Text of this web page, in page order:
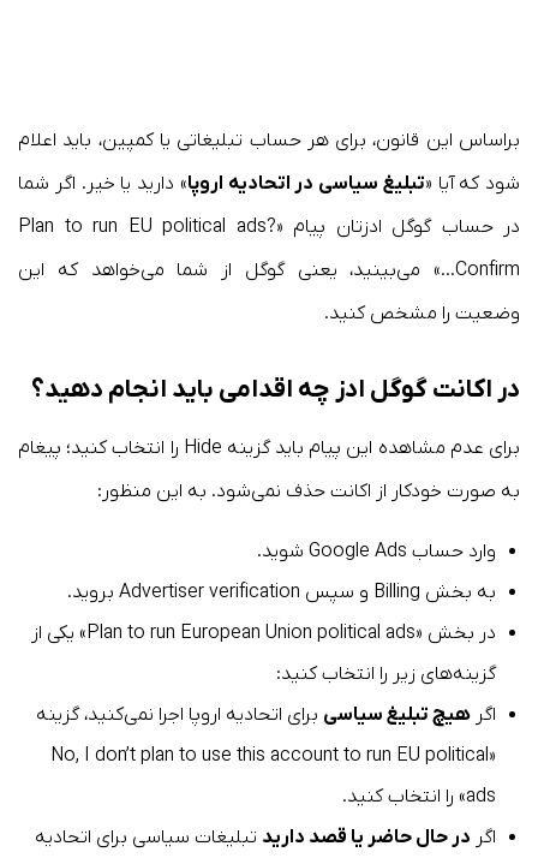
براساس این قانون، برای هر حساب تبلیغاتی یا کمپین، باید اعلام
شود که آیا «تبلیغ سیاسی در اتحادیه اروپا» دارید یا خیر. اگر شما
در حساب گوگل ادزتان پیام «Plan to run EU political ads?
Confirm…» می‌بینید، یعنی گوگل از شما می‌خواهد که این
وضعیت را مشخص کنید.
در اکانت گوگل ادز چه اقدامی باید انجام دهید؟
برای عدم مشاهده این پیام باید گزینه Hide را انتخاب کنید؛ پیغام
به صورت خودکار از اکانت حذف نمی‌شود. به این منظور:
وارد حساب Google Ads شوید.
به بخش Billing و سپس Advertiser verification بروید.
در بخش «Plan to run European Union political ads» یکی از
گزینه‌های زیر را انتخاب کنید:
اگر هیچ تبلیغ سیاسی برای اتحادیه اروپا اجرا نمی‌کنید، گزینه
«No, I don’t plan to use this account to run EU political
ads» را انتخاب کنید.
اگر در حال حاضر یا قصد دارید تبلیغات سیاسی برای اتحادیه